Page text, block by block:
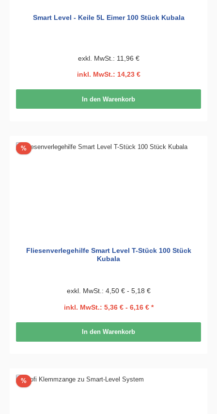
Smart Level - Keile 5L Eimer 100 Stück Kubala
exkl. MwSt.: 11,96 €
inkl. MwSt.: 14,23 €
In den Warenkorb
%Rabatt
Fliesenverlegehilfe Smart Level T-Stück 100 Stück
Kubala
exkl. MwSt.: 4,50 € - 5,18 €
inkl. MwSt.: 5,36 € - 6,16 € *
In den Warenkorb
%Rabatt